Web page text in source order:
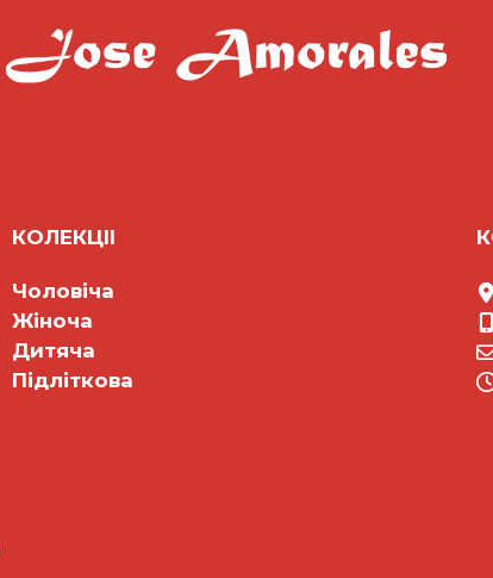
КОЛЕКЦII
Чоловіча
Жіноча
Дитяча
Підліткова